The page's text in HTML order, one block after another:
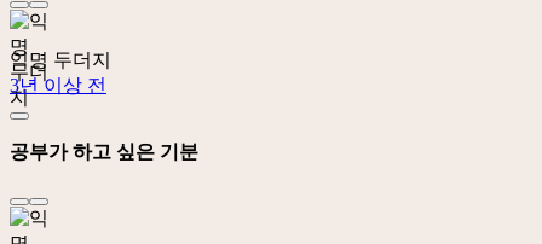
익명 두더지
3년 이상 전
공부가 하고 싶은 기분